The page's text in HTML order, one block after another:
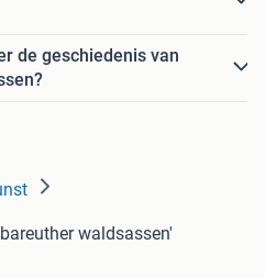
de geschiedenis van
waldsassen'